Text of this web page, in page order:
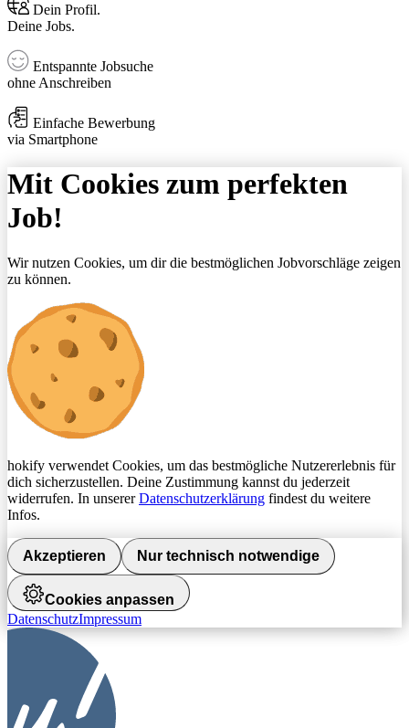
Dein Profil.
Deine Jobs.
Entspannte Jobsuche
ohne Anschreiben
Einfache Bewerbung
via Smartphone
Mit Cookies zum perfekten
Job!
Wir nutzen Cookies, um dir die bestmöglichen Jobvorschläge zeigen
zu können.
hokify verwendet Cookies, um das bestmögliche Nutzererlebnis für
dich sicherzustellen. Deine Zustimmung kannst du jederzeit
widerrufen. In unsererDatenschutzerklärung findest du weitere
Infos.
Akzeptieren Nur technisch notwendige
Cookies anpassen
DatenschutzImpressum